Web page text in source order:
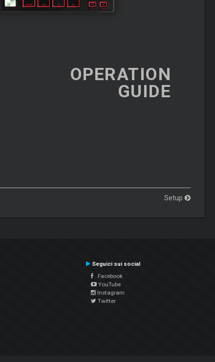
OPERATION
GUIDE
Setup
Seguici sui social
Facebook
YouTube
Instagram
Twitter